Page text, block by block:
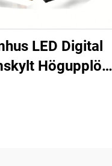
LED Digital
Högupplöst